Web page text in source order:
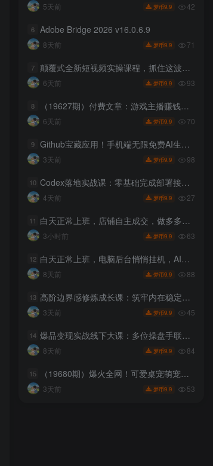
5天前 梦币9.9 42
6 Adobe Bridge 2026 v16.0.6.9
8天前 梦币9.9 71
7 颠覆式全新短视频实操课程，抓住这波红利，甩开90%同行（更新2026年7月份）
6天前 梦币9.9 93
8 （19627期）付费文章：游戏主播赚钱的6种盈利模式，一小时怎么也能赚50-200元
6天前 梦币9.9 70
9 Github宝藏应用！手机端无限免费AI生图，纯本地离线运行，支持NPU加速斩获3.1k stars，local-dream
3天前 梦币9.9 98
10 Codex落地实战课：零基础完成部署接入，活用任务规划拓展办公创作能力
4天前 梦币9.9 27
11 白天正常上班，店铺自主成交，做多多虚拟每月新增1-3W稳定被动收入【揭秘】
3小时前 梦币9.9 63
12 白天正常上班，电脑后台悄悄挂机，AI全程自动运行，广告挂机副业悄悄出圈
8天前 梦币9.9 88
13 高阶边界感修炼成长课：筑牢内在稳定秩序，理清人际界限改写自身人生运势
3天前 梦币9.9 45
14 爆品变现实战线下大课：多位操盘手联合分享，产品IP私域成交一体化落地打法
8天前 梦币9.9 84
15 （19680期）爆火全网！可爱桌宠萌宠小工具来啦，附带超全皮肤，开源免费 Windows/Mac系统可用 BongoCat
3天前 梦币9.9 53